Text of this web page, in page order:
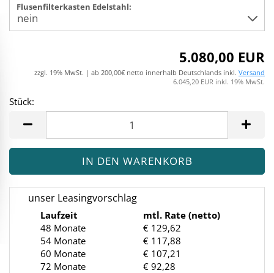
Flusenfilterkasten Edelstahl:
5.080,00 EUR
zzgl. 19% MwSt. | ab 200,00€ netto innerhalb Deutschlands inkl. Versand
6.045,20 EUR inkl. 19% MwSt.
Stück:
unser Leasingvorschlag
Laufzeit
mtl. Rate (netto)
48 Monate
€ 129,62
54 Monate
€ 117,88
60 Monate
€ 107,21
72 Monate
€ 92,28